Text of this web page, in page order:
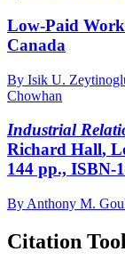
Low-Paid
Canada
By Isik U.
Chowhan
Industrial
Richard Hall,
144 pp., ISBN-
By Anthony M.
Citation